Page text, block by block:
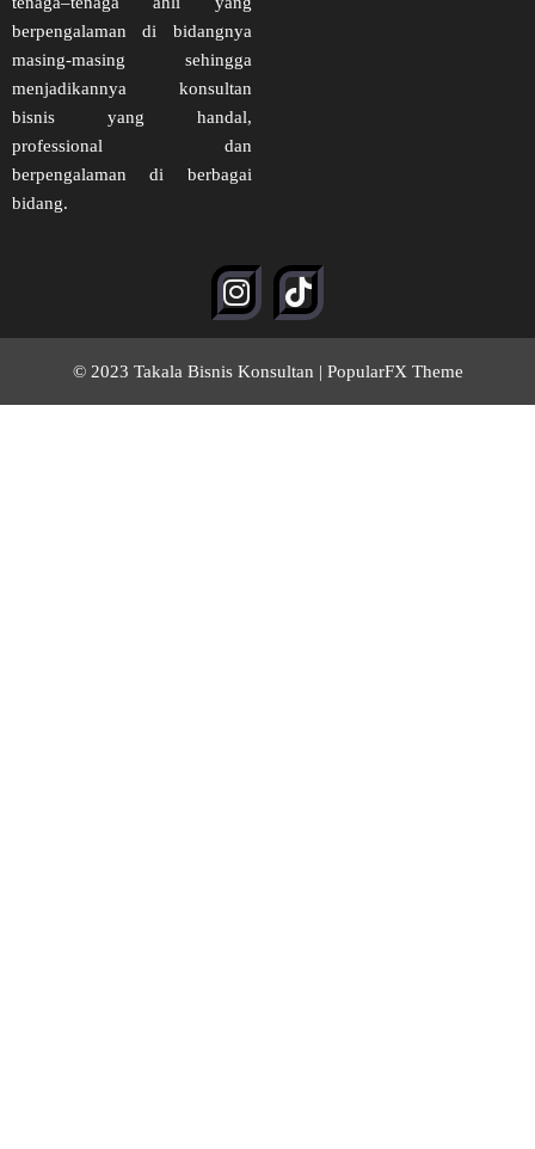
berpengalaman di bidangnya
masing-masing sehingga
menjadikannya konsultan
bisnis yang handal,
professional dan
berpengalaman di berbagai
bidang.
© 2023 Takala Bisnis Konsultan | PopularFX Theme